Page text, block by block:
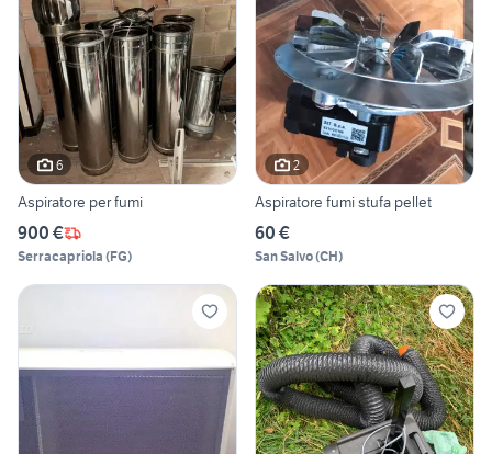
6
Aspiratore per fumi
900 €
Serracapriola (FG)
2
Aspiratore fumi stufa pellet
60 €
San Salvo(CH)